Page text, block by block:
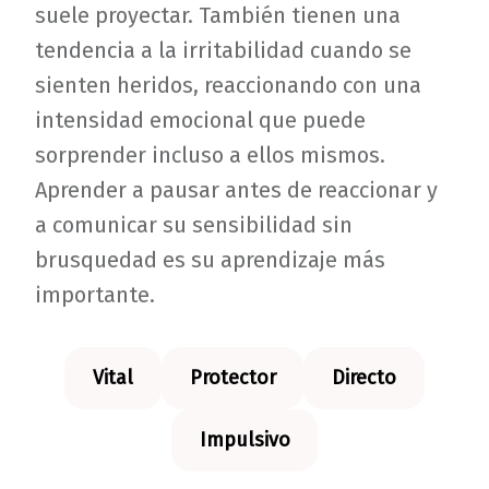
suele proyectar. También tienen una
tendencia a la irritabilidad cuando se
sienten heridos, reaccionando con una
intensidad emocional que puede
sorprender incluso a ellos mismos.
Aprender a pausar antes de reaccionar y
a comunicar su sensibilidad sin
brusquedad es su aprendizaje más
importante.
Vital Protector Directo
Impulsivo